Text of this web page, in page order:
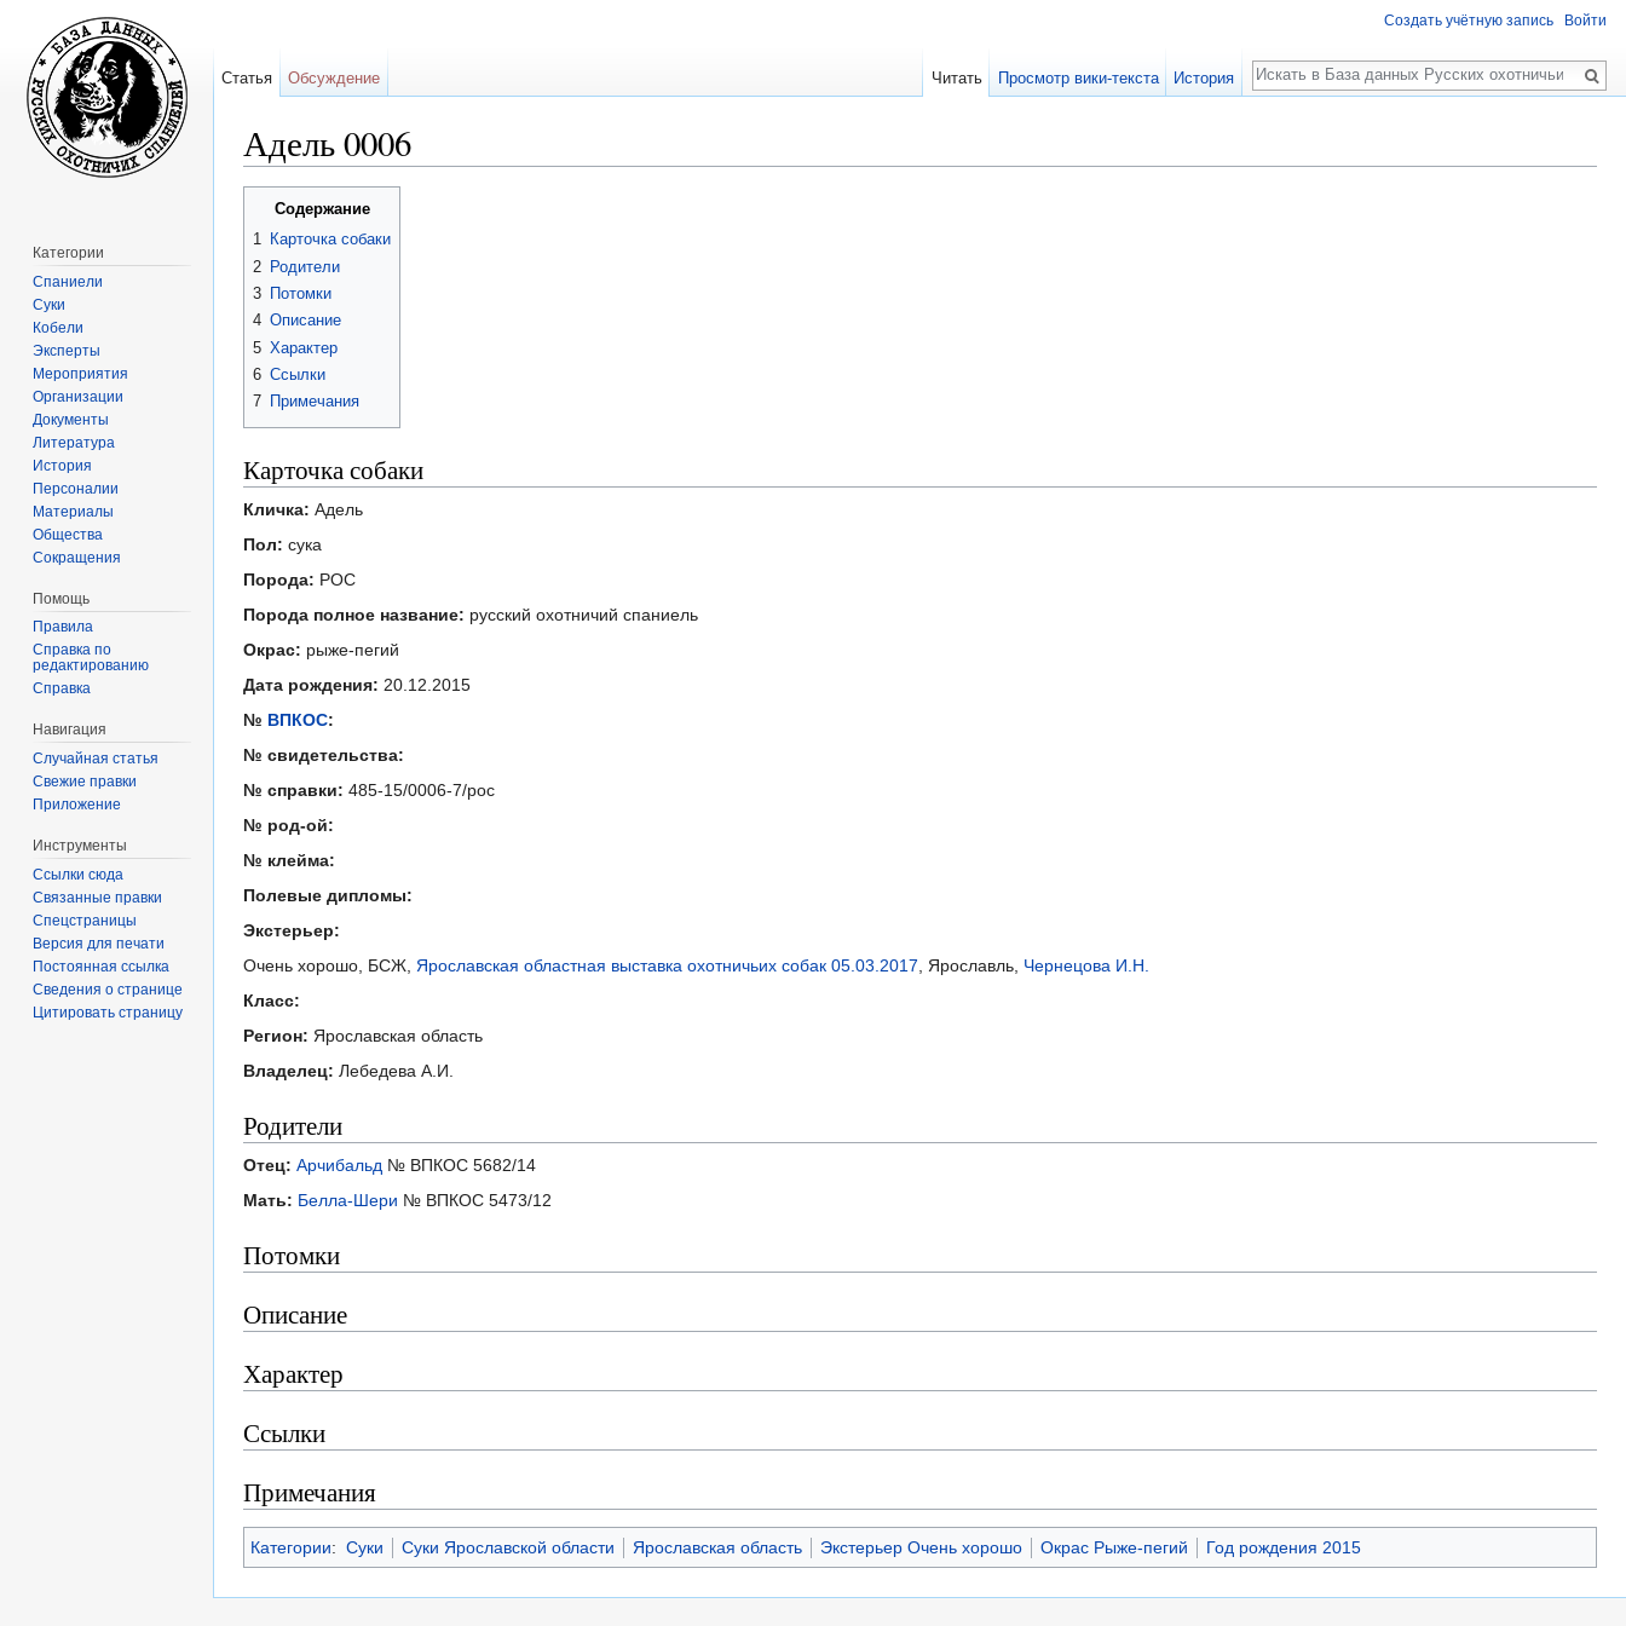
Адель 0006
Содержание
1 Карточка собаки
2 Родители
3 Потомки
4 Описание
5 Характер
6 Ссылки
7 Примечания
Карточка собаки
Кличка: Адель
Пол: сука
Порода: РОС
Порода полное название: русский охотничий спаниель
Окрас: рыже-пегий
Дата рождения: 20.12.2015
№ ВПКОС:
№ свидетельства:
№ справки: 485-15/0006-7/рос
№ род-ой:
№ клейма:
Полевые дипломы:
Экстерьер:
Очень хорошо, БСЖ, Ярославская областная выставка охотничьих собак 05.03.2017, Ярославль, Чернецова И.Н.
Класс:
Регион: Ярославская область
Владелец: Лебедева А.И.
Родители
Отец: Арчибальд № ВПКОС 5682/14
Мать: Белла-Шери № ВПКОС 5473/12
Потомки
Описание
Характер
Ссылки
Примечания
Категории: Суки Суки Ярославской области Ярославская область Экстерьер Очень хорошо Окрас Рыже-пегий Год рождения 2015
Создать учётную запись Войти
Статья Обсуждение Читать Просмотр вики-текста История
Поиск
Категории
Спаниели
Суки
Кобели
Эксперты
Мероприятия
Организации
Документы
Литература
История
Персоналии
Материалы
Общества
Сокращения
Помощь
Правила
Справка по
редактированию
Справка
Навигация
Случайная статья
Свежие правки
Приложение
Инструменты
Ссылки сюда
Связанные правки
Спецстраницы
Версия для печати
Постоянная ссылка
Сведения о странице
Цитировать страницу